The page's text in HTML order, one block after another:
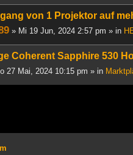
von 1 Projektor auf
» Mi 19 Jun, 2024 2:57 pm » in
Coherent Sapphire 530
27 Mai, 2024 10:15 pm » in